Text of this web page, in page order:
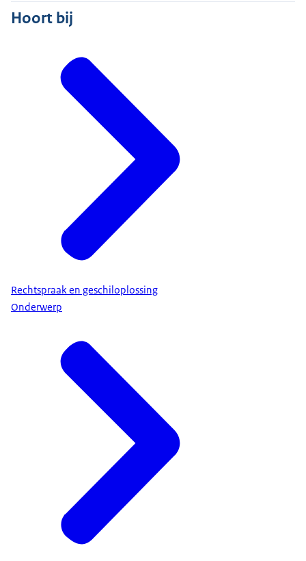
Hoort bij
Rechtspraak en geschiloplossing
Onderwerp